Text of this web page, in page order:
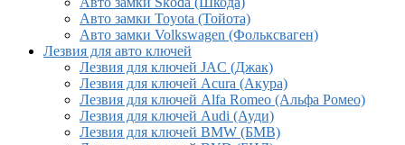
Авто замки Toyota (Тойота)
Авто замки Volkswagen (Фольксваген)
Лезвия для авто ключей
Лезвия для ключей JAC (Джак)
Лезвия для ключей Acura (Акура)
Лезвия для ключей Alfa Romeo (Альфа Ромео)
Лезвия для ключей Audi (Ауди)
Лезвия для ключей BMW (БМВ)